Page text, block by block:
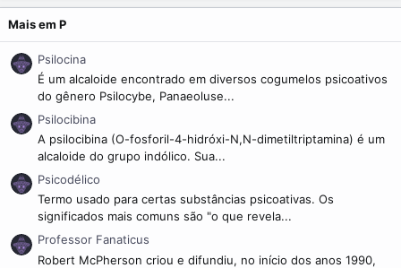
Mais em P
Psilocina
É um alcaloide encontrado em diversos cogumelos psicoativos
do gênero Psilocybe, Panaeoluse...
Psilocibina
A psilocibina (O-fosforil-4-hidróxi-N,N-dimetiltriptamina) é um
alcaloide do grupo indólico. Sua...
Psicodélico
Termo usado para certas substâncias psicoativas. Os
significados mais comuns são "o que revela...
Professor Fanaticus
Robert McPherson criou e difundiu, no início dos anos 1990,